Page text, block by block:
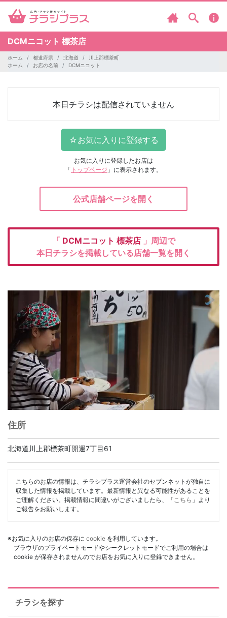
DCMニコット 標茶店
ホーム 都道府県 北海道
川上郡標茶町
ホーム
お店の名前 DCMニコット
本日チラシは配信されていません
お気に入りに登録したお店は
「 トップページ 」に表示されます。
公式店舗ページを開く
「 DCMニコット 標茶店 」周辺で
本日チラシを掲載している店舗一覧を開く
住所
北海道川上郡標茶町開運7丁目61
こちらのお店の情報は、チラシプラス運営会社のセブンネットが独自に
収集した情報を掲載しています。最新情報と異なる可能性があることを
ご理解ください。掲載情報に間違いがございましたら、「 こちら 」より
ご報告をお願いします。
※お気に入りのお店の保存に cookie を利用しています。
ブラウザのプライベートモードやシークレットモードでご利用の場合は
cookie が保存されませんのでお店をお気に入りに登録できません。
チラシを探す